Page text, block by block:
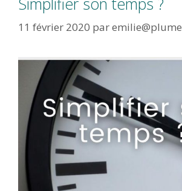
11 février 2020 paremilie@plume